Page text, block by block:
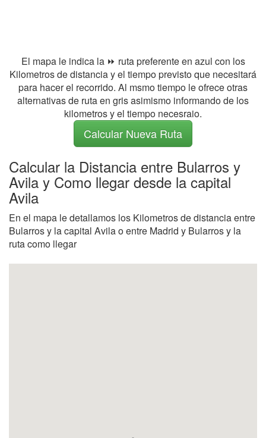
El mapa le indica la ⏩ ruta preferente en azul con los
Kilometros de distancia y el tiempo previsto que necesitará
para hacer el recorrido. Al msmo tiempo le ofrece otras
alternativas de ruta en gris asimismo informando de los
kilometros y el tiempo necesraio.
Calcular Nueva Ruta
Calcular la Distancia entre Bularros y
Avila y Como llegar desde la capital
Avila
En el mapa le detallamos los Kilometros de distancia entre
Bularros y la capital Avila o entre Madrid y Bularros y la
ruta como llegar